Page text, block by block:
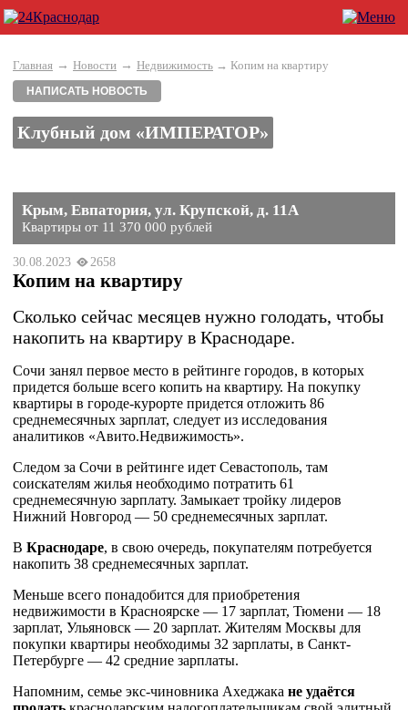
Главная → Новости → Недвижимость → Копим на квартиру
НАПИСАТЬ НОВОСТЬ
Клубный дом «ИМПЕРАТОР»
Крым, Евпатория, ул. Крупской, д. 11А
Квартиры от 11 370 000 рублей
30.08.2023 2658
Копим на квартиру
Сколько сейчас месяцев нужно голодать, чтобы
накопить на квартиру в Краснодаре.
Сочи занял первое место в рейтинге городов, в которых
придется больше всего копить на квартиру. На покупку
квартиры в городе-курорте придется отложить 86
среднемесячных зарплат, следует из исследования
аналитиков «Авито.Недвижимость».
Следом за Сочи в рейтинге идет Севастополь, там
соискателям жилья необходимо потратить 61
среднемесячную зарплату. Замыкает тройку лидеров
Нижний Новгород — 50 среднемесячных зарплат.
В Краснодаре, в свою очередь, покупателям потребуется
накопить 38 среднемесячных зарплат.
Меньше всего понадобится для приобретения
недвижимости в Красноярске — 17 зарплат, Тюмени — 18
зарплат, Ульяновск — 20 зарплат. Жителям Москвы для
покупки квартиры необходимы 32 зарплаты, в Санкт-
Петербурге — 42 средние зарплаты.
Напомним, семье экс-чиновника Ахеджака не удаётся